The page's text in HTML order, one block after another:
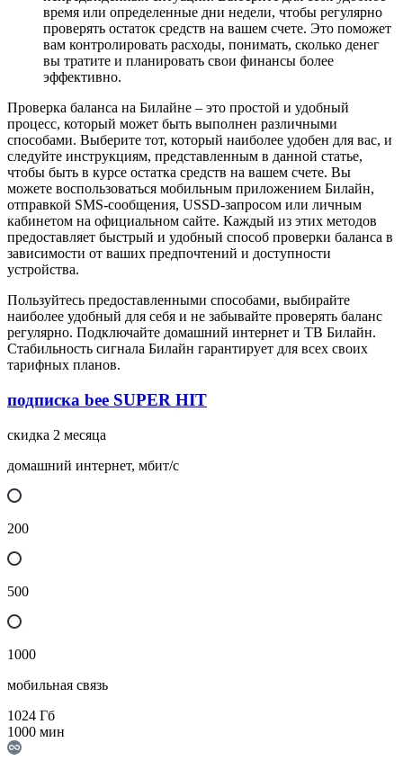
время или определенные дни недели, чтобы регулярно
проверять остаток средств на вашем счете. Это поможет
вам контролировать расходы, понимать, сколько денег
вы тратите и планировать свои финансы более
эффективно.
Проверка баланса на Билайне – это простой и удобный
процесс, который может быть выполнен различными
способами. Выберите тот, который наиболее удобен для вас, и
следуйте инструкциям, представленным в данной статье,
чтобы быть в курсе остатка средств на вашем счете. Вы
можете воспользоваться мобильным приложением Билайн,
отправкой SMS-сообщения, USSD-запросом или личным
кабинетом на официальном сайте. Каждый из этих методов
предоставляет быстрый и удобный способ проверки баланса в
зависимости от ваших предпочтений и доступности
устройства.
Пользуйтесь предоставленными способами, выбирайте
наиболее удобный для себя и не забывайте проверять баланс
регулярно. Подключайте домашний интернет и ТВ Билайн.
Стабильность сигнала Билайн гарантирует для всех своих
тарифных планов.
подписка bee SUPER HIT
скидка 2 месяца
домашний интернет, мбит/с
200
500
1000
мобильная связь
1024 Гб
1000 мин